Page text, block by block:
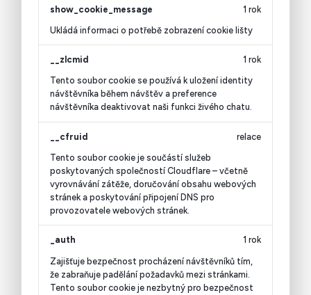
show_cookie_message
Ukládá informaci o potřebě zobrazení cookie lišty
1 rok
__zlcmid
Tento soubor cookie se používá k uložení identity
návštěvníka během návštěv a preference
návštěvníka deaktivovat naši funkci živého chatu.
1 rok
__cfruid
Tento soubor cookie je součástí služeb
poskytovaných společností Cloudflare – včetně
vyrovnávání zátěže, doručování obsahu webových
stránek a poskytování připojení DNS pro
provozovatele webových stránek.
relace
_auth
Zajišťuje bezpečnost procházení návštěvníků tím,
že zabraňuje padělání požadavků mezi stránkami.
Tento soubor cookie je nezbytný pro bezpečnost
1 rok